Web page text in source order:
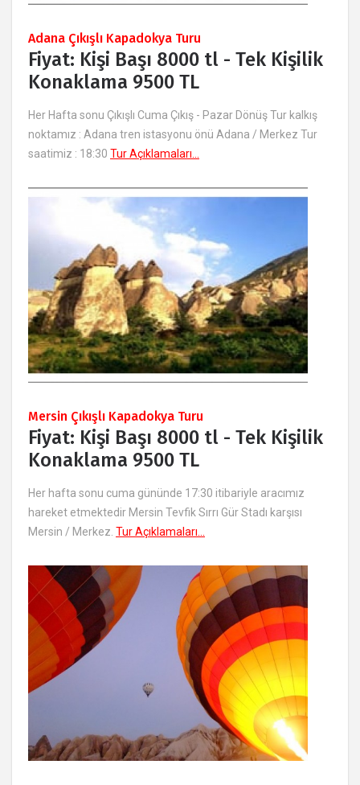
Adana Çıkışlı Kapadokya Turu
Fiyat: Kişi Başı 8000 tl - Tek Kişilik
Konaklama 9500 TL
Her Hafta sonu Çıkışlı Cuma Çıkış - Pazar Dönüş Tur kalkış
noktamız : Adana tren istasyonu önü Adana / Merkez Tur
saatimiz : 18:30 Tur Açıklamaları...
Mersin Çıkışlı Kapadokya Turu
Fiyat: Kişi Başı 8000 tl - Tek Kişilik
Konaklama 9500 TL
Her hafta sonu cuma gününde 17:30 itibariyle aracımız
hareket etmektedir Mersin Tevfik Sırrı Gür Stadı karşısı
Mersin / Merkez. Tur Açıklamaları...